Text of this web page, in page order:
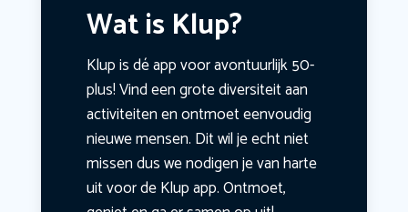
Wat is Klup?
Klup is dé app voor avontuurlijk 50-
plus! Vind een grote diversiteit aan
activiteiten en ontmoet eenvoudig
nieuwe mensen. Dit wil je echt niet
missen dus we nodigen je van harte
uit voor de Klup app. Ontmoet,